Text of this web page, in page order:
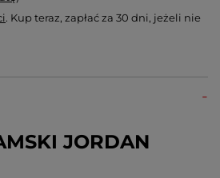
. Kup teraz, zapłać za 30 dni, jeżeli nie
JORDAN